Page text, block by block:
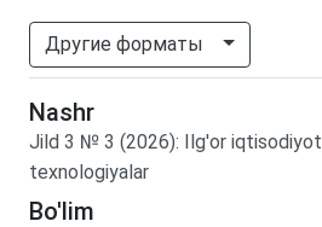
Другие форматы
Nashr
Jild 3 № 3 (2026): Ilg'or
texnologiyalar
Bo'lim